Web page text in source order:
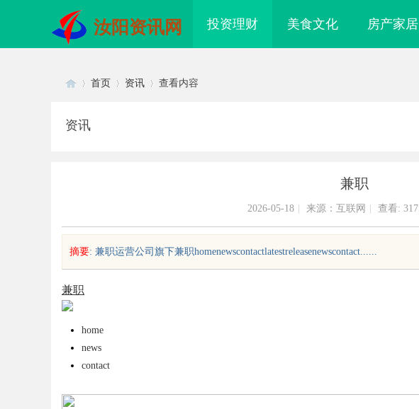
汝阳资讯网 投资理财 美食文化 房产家居
sc
首页 资讯 查看内容
资讯
兼职
2026-05-18 来源：互联网 查看: 317
摘要: 兼职运营公司旗下兼职homenewscontactlatestreleasenewscontact......
兼职
home
news
contact
揭秘成都私家侦探行业的真实面貌与
专业服务